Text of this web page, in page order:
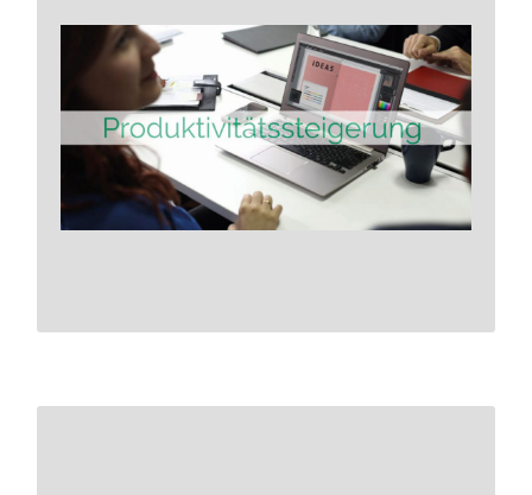
Für den wirtschaftlichen Erfolg
eines Unternehmens ist die
Leistungsfähigkeit seiner
Mitarbeiter eine wichtige, wenn
nicht sogar die entscheidende,
Größe.